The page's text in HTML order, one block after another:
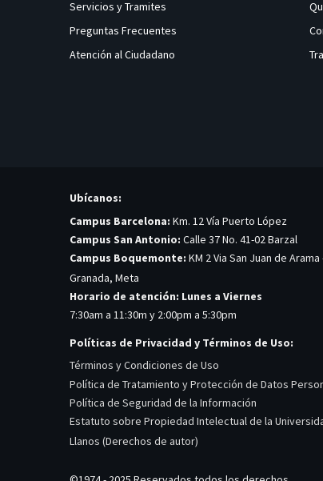
Servicios y Tramites
Preguntas Frecuentes
Atención al Ciudadano
Ubícanos:
Campus Barcelona: Km. 12 Vía Puerto López
Campus San Antonio: Calle 37 No. 41-02 Barzal
Campus Boquemonte: KM 2 Via San Juan de Arama
Granada, Meta
Horario de atención: Lunes a Viernes
7:30am a 11:30m y 2:00pm a 5:30pm
Políticas de Privacidad y Términos de Uso:
Términos y Condiciones de Uso
Política de Tratamiento y Protección de Datos
Política de Seguridad de la Información
Estatuto sobre Propiedad Intelectual de la
Llanos (Derechos de autor)